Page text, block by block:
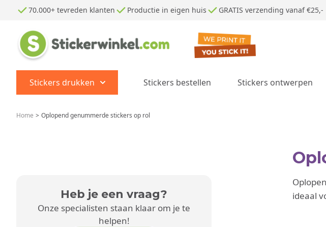
Ga naar de inhoud
70.000+ tevreden klanten Productie in eigen huis GRATIS verzending vanaf €25,-
Stickers drukken
Show submenu for Stickers drukken category
Stickers bestellen Stickers ontwerpen
Home > Oplopend genummerde stickers op rol
ideaal
Heb je een vraag?
Onze specialisten staan klaar om je te
helpen!